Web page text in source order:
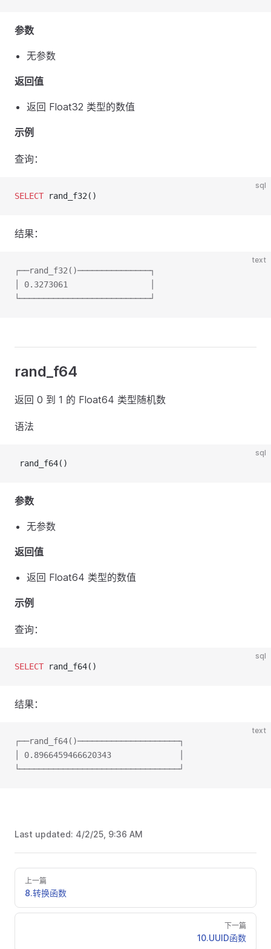
参数
无参数
返回值
返回 Float32 类型的数值
示例
查询：
sql
SELECT rand_f32()
结果：
text
┌──rand_f32()───────────────┐
│ 0.3273061                 │
└───────────────────────────┘
rand_f64
返回 0 到 1 的 Float64 类型随机数
语法
sql
rand_f64()
参数
无参数
返回值
返回 Float64 类型的数值
示例
查询：
sql
SELECT rand_f64()
结果：
text
┌──rand_f64()─────────────────────┐
│ 0.8966459466620343              │
└─────────────────────────────────┘
Last updated: 4/2/25, 9:36 AM
上一篇
8.转换函数
下一篇
10.UUID函数